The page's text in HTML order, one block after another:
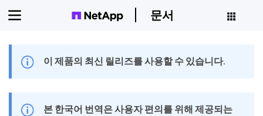
문서
이 제품의 최신 릴리즈를 사용할 수 있습니다.
본 한국어 번역은 사용자 편의를 위해 제공되는